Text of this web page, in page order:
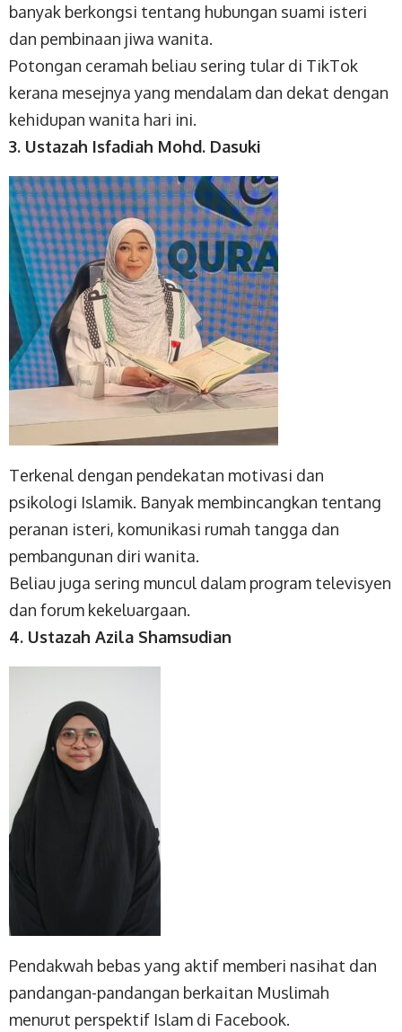
banyak berkongsi tentang hubungan suami isteri
dan pembinaan jiwa wanita.
Potongan ceramah beliau sering tular di TikTok
kerana mesejnya yang mendalam dan dekat dengan
kehidupan wanita hari ini.
3. Ustazah Isfadiah Mohd. Dasuki
Terkenal dengan pendekatan motivasi dan
psikologi Islamik. Banyak membincangkan tentang
peranan isteri, komunikasi rumah tangga dan
pembangunan diri wanita.
Beliau juga sering muncul dalam program televisyen
dan forum kekeluargaan.
4. Ustazah Azila Shamsudian
Pendakwah bebas yang aktif memberi nasihat dan
pandangan-pandangan berkaitan Muslimah
menurut perspektif Islam di Facebook.